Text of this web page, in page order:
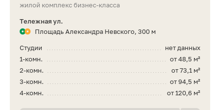
жилой комплекс бизнес-класса
Тележная ул.
Площадь Александра Невского, 300 м
нет данных
Студии
от 48,5 м²
1-комн.
от 73,1 м²
2-комн.
от 94,5 м²
3-комн.
от 120,6 м²
4-комн.